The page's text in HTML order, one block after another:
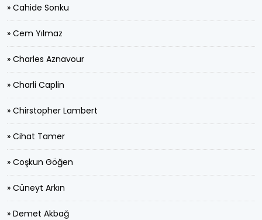
» Cahide Sonku
» Cem Yılmaz
» Charles Aznavour
» Charli Caplin
» Chirstopher Lambert
» Cihat Tamer
» Coşkun Göğen
» Cüneyt Arkın
» Demet Akbağ